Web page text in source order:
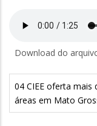
Download do
04 CIEE oferta mais
áreas em Mato